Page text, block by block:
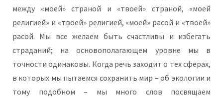
между «моей» страной и «твоей» страной, «моей
религией» и «твоей» религией, «моей» расой и «твоей»
расой. Мы все желаем быть счастливы и избегать
страданий; на основополагающем уровне мы в
точности одинаковы. Когда речь заходит о тех сферах,
в которых мы пытаемся сохранить мир – об экологии и
тому подобном – мы много слов посвящаем